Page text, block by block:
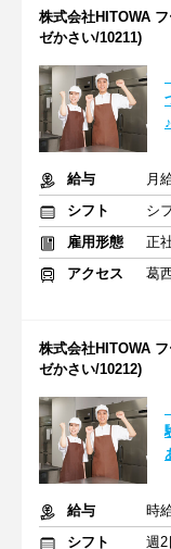
株式会社HITOWA
ゼかさい/10211)
♪
給与
シフト
シ
雇用形態
正
アクセス
葛
株式会社HITOWA
ゼかさい/10212)
給与
時
シフト